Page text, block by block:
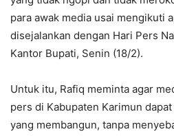
para awak media usai mengikuti
disejalankan dengan Hari Pers
Kantor Bupati, Senin (18/2).
Untuk itu, Rafiq meminta agar
pers di Kabupaten Karimun
yang membangun, tanpa